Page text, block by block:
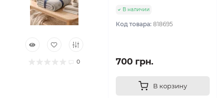
0
В наличии
Код товара: 818695
700 грн.
В корзину